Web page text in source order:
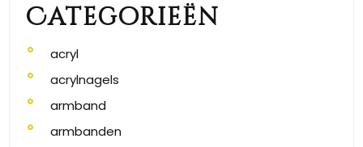
Categorieën
acryl
acrylnagels
armband
armbanden